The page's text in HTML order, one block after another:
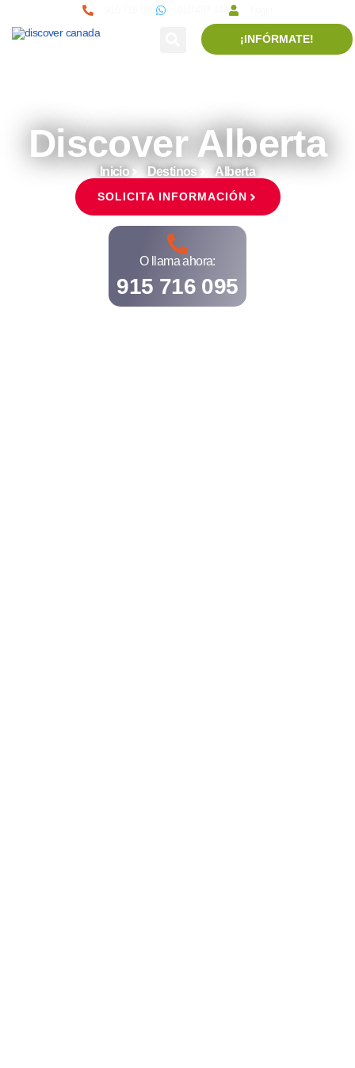
¡INFÓRMATE!
Discover Alberta
Inicio Destinos Alberta
SOLICITA INFORMACIÓN
O llama ahora:
915 716 095